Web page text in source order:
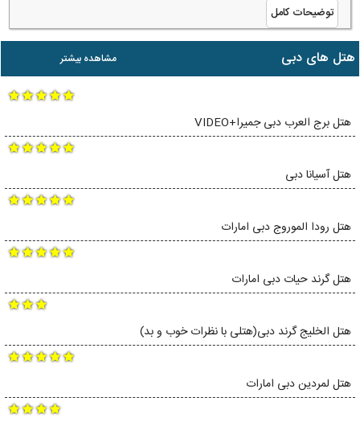
توضیحات کامل
مشاهده بیشتر هتل های دبی
هتل برج العرب دبی جمیرا+VIDEO
هتل آسیانا دبی
هتل رودا الموروج دبی امارات
هتل گرند حیات دبی امارات
هتل الخلیج گرند دبی(هتلی با نظرات خوب و بد)
هتل لمردین دبی امارات